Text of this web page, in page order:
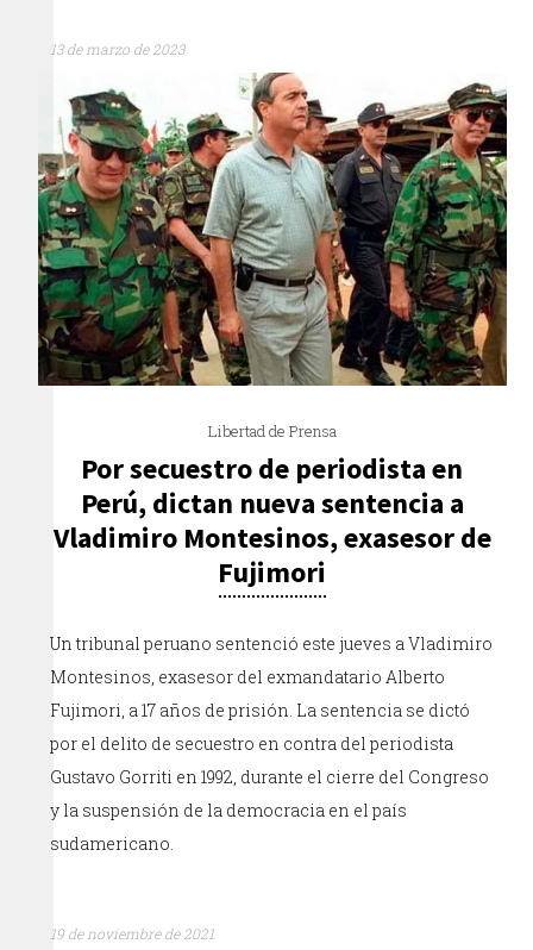
13 de marzo de 2023
Libertad de Prensa
Por secuestro de periodista en
Perú, dictan nueva sentencia a
Vladimiro Montesinos, exasesor de
Fujimori
Un tribunal peruano sentenció este jueves a Vladimiro
Montesinos, exasesor del exmandatario Alberto
Fujimori, a 17 años de prisión. La sentencia se dictó
por el delito de secuestro en contra del periodista
Gustavo Gorriti en 1992, durante el cierre del Congreso
y la suspensión de la democracia en el país
sudamericano.
19 de noviembre de 2021